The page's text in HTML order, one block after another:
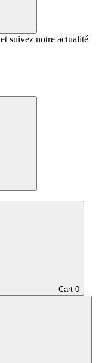
suivez notre actualité
Cart 0